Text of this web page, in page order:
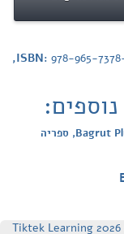
978-965-
,
למידע אודות הספר: Bagrut Plus for Modules D, E / AEL, ספריה